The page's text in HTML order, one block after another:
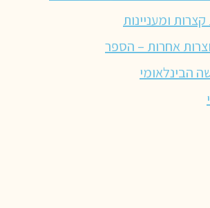
ומעניינות
אחרות – הספר
הבינלאומי